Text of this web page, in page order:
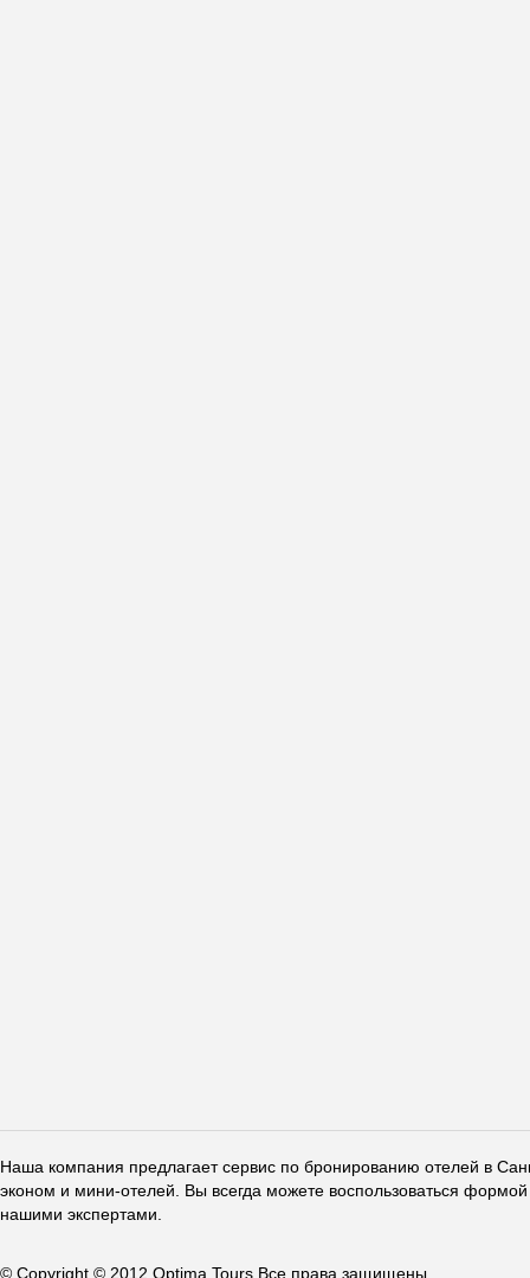
Наша компания предлагает сервис по бронированию отелей в
эконом и мини-отелей. Вы всегда можете воспользоваться
нашими экспертами.
© Copyright © 2012 Optima Tours Все права защищены